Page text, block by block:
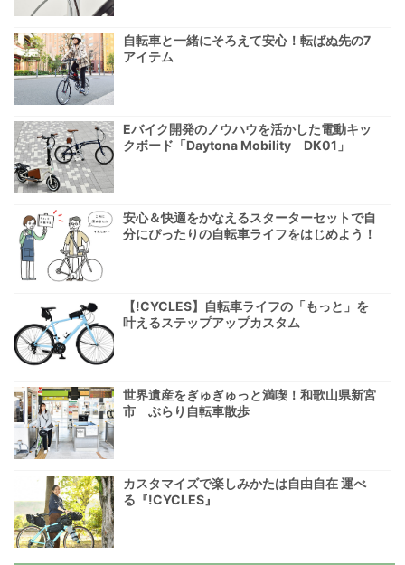
自転車と一緒にそろえて安心！転ばぬ先の7
アイテム
Eバイク開発のノウハウを活かした電動キッ
クボード「Daytona Mobility DK01」
安心＆快適をかなえるスターターセットで自
分にぴったりの自転車ライフをはじめよう！
【!CYCLES】自転車ライフの「もっと」を
叶えるステップアップカスタム
世界遺産をぎゅぎゅっと満喫！和歌山県新宮
市 ぶらり自転車散歩
カスタマイズで楽しみかたは自由自在 運べ
る『!CYCLES』